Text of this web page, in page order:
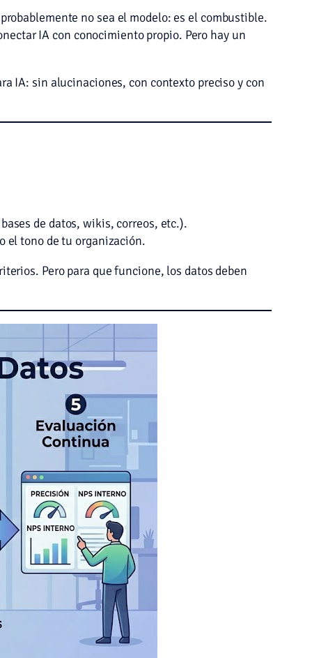
no sea el modelo: es el combustible.
IA con conocimiento propio. Pero hay un
IA: sin alucinaciones, con contexto preciso y con
de datos, wikis, correos, etc.).
el tono de tu organización.
Pero para que funcione, los datos deben